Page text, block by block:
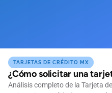
TARJETAS DE CRÉDITO MX
¿Cómo solicitar una
Análisis completo de la Tarjeta